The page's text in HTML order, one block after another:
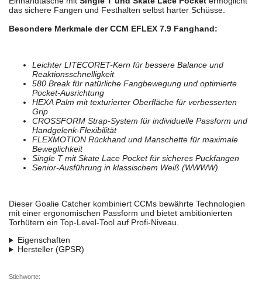
das sichere Fangen und Festhalten selbst harter Schüsse.
Besondere Merkmale der CCM EFLEX 7.9 Fanghand:
Leichter LITECORET-Kern für bessere Balance und
Reaktionsschnelligkeit
580 Break für natürliche Fangbewegung und optimierte
Pocket-Ausrichtung
HEXA Palm mit texturierter Oberfläche für verbesserten
Grip
CROSSFORM Strap-System für individuelle Passform und
Handgelenk-Flexibilität
FLEXMOTION Rückhand und Manschette für maximale
Beweglichkeit
Single T mit Skate Lace Pocket für sicheres Puckfangen
Senior-Ausführung in klassischem Weiß (WWWW)
Dieser Goalie Catcher kombiniert CCMs bewährte Technologien
mit einer ergonomischen Passform und bietet ambitionierten
Torhütern ein Top-Level-Tool auf Profi-Niveau.
Eigenschaften
Hersteller (GPSR)
Stichworte: